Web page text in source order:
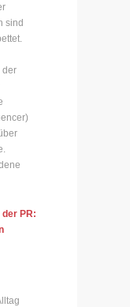
sind
der
PR: